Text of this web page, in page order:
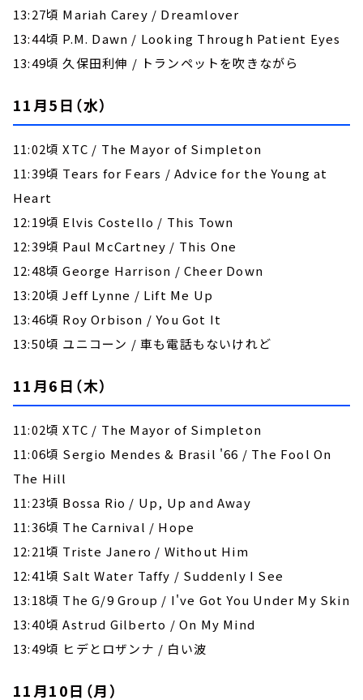
13:27頃 Mariah Carey / Dreamlover
13:44頃 P.M. Dawn / Looking Through Patient Eyes
13:49頃 久保田利伸 / トランペットを吹きながら
11月5日（水）
11:02頃 XTC / The Mayor of Simpleton
11:39頃 Tears for Fears / Advice for the Young at
Heart
12:19頃 Elvis Costello / This Town
12:39頃 Paul McCartney / This One
12:48頃 George Harrison / Cheer Down
13:20頃 Jeff Lynne / Lift Me Up
13:46頃 Roy Orbison / You Got It
13:50頃 ユニコーン / 車も電話もないけれど
11月6日（木）
11:02頃 XTC / The Mayor of Simpleton
11:06頃 Sergio Mendes & Brasil '66 / The Fool On
The Hill
11:23頃 Bossa Rio / Up, Up and Away
11:36頃 The Carnival / Hope
12:21頃 Triste Janero / Without Him
12:41頃 Salt Water Taffy / Suddenly I See
13:18頃 The G/9 Group / I've Got You Under My Skin
13:40頃 Astrud Gilberto / On My Mind
13:49頃 ヒデとロザンナ / 白い波
11月10日（月）